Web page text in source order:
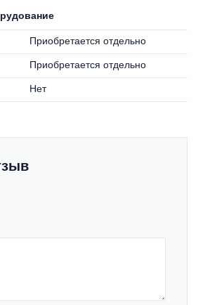
Приобретается отдельно
Приобретается отдельно
Нет